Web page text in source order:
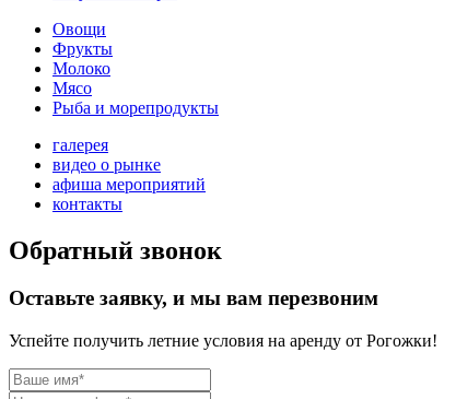
Овощи
Фрукты
Молоко
Мясо
Рыба и морепродукты
галерея
видео о рынке
афиша мероприятий
контакты
Обратный звонок
Оставьте заявку, и мы вам перезвоним
Успейте получить летние условия на аренду от Рогожки!